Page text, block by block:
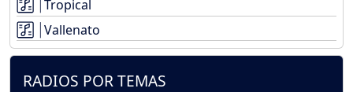
Tropical
Vallenato
RADIOS POR TEMAS